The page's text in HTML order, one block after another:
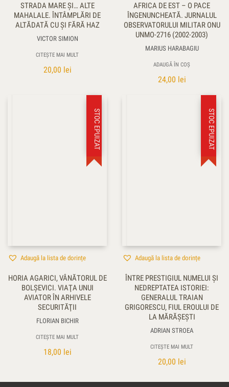
STRADA MARE ŞI… ALTE
MAHALALE. ÎNTÂMPLĂRI DE
ALTĂDATĂ CU ŞI FĂRĂ HAZ
VICTOR SIMION
CITEȘTE MAI MULT
20,00 lei
AFRICA DE EST – O PACE
ÎNGENUNCHEATĂ. JURNALUL
OBSERVATORULUI MILITAR ONU
UNMO-2716 (2002-2003)
MARIUS HARABAGIU
ADAUGĂ ÎN COȘ
24,00 lei
STOC EPUIZAT
Adaugă la lista de dorințe
HORIA AGARICI, VÂNĂTORUL DE
BOLŞEVICI. VIAŢA UNUI
AVIATOR ÎN ARHIVELE
SECURITĂŢII
FLORIAN BICHIR
CITEȘTE MAI MULT
18,00 lei
STOC EPUIZAT
Adaugă la lista de dorințe
ÎNTRE PRESTIGIUL NUMELUI ŞI
NEDREPTATEA ISTORIEI:
GENERALUL TRAIAN
GRIGORESCU, FIUL EROULUI DE
LA MĂRĂŞEŞTI
ADRIAN STROEA
CITEȘTE MAI MULT
20,00 lei